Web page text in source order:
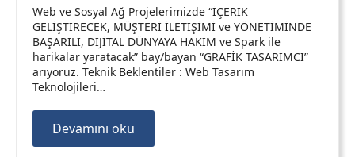
Web ve Sosyal Ağ Projelerimizde “İÇERİK
GELİŞTİRECEK, MÜŞTERİ İLETİŞİMİ ve YÖNETİMİNDE
BAŞARILI, DİJİTAL DÜNYAYA HAKİM ve Spark ile
harikalar yaratacak” bay/bayan “GRAFİK TASARIMCI”
arıyoruz. Teknik Beklentiler : Web Tasarım
Teknolojileri…
Devamını oku